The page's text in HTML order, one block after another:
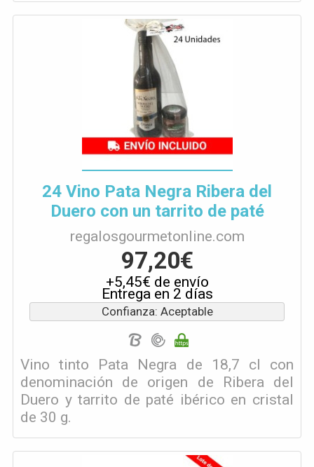
24 Vino Pata Negra Ribera del
Duero con un tarrito de paté
regalosgourmetonline.com
97,20€
+5,45€ de envío
Entrega en 2 días
Confianza: Aceptable
Vino tinto Pata Negra de 18,7 cl con
denominación de origen de Ribera del
Duero y tarrito de paté ibérico en cristal
de 30 g.